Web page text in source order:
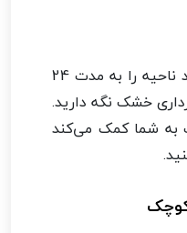
برای بهبودی بیوپسی، باید ناحیه را به مدت 24
خشک نگه دارید.
به شما کمک می‌کند